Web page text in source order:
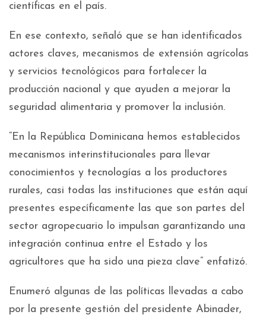
científicas en el país.
En ese contexto, señaló que se han identificados
actores claves, mecanismos de extensión agrícolas
y servicios tecnológicos para fortalecer la
producción nacional y que ayuden a mejorar la
seguridad alimentaria y promover la inclusión.
“En la República Dominicana hemos establecidos
mecanismos interinstitucionales para llevar
conocimientos y tecnologías a los productores
rurales, casi todas las instituciones que están aquí
presentes específicamente las que son partes del
sector agropecuario lo impulsan garantizando una
integración continua entre el Estado y los
agricultores que ha sido una pieza clave” enfatizó.
Enumeró algunas de las políticas llevadas a cabo
por la presente gestión del presidente Abinader,